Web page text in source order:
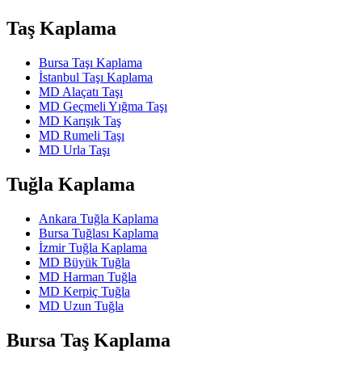
Taş Kaplama
Bursa Taşı Kaplama
İstanbul Taşı Kaplama
MD Alaçatı Taşı
MD Geçmeli Yığma Taşı
MD Karışık Taş
MD Rumeli Taşı
MD Urla Taşı
Tuğla Kaplama
Ankara Tuğla Kaplama
Bursa Tuğlası Kaplama
İzmir Tuğla Kaplama
MD Büyük Tuğla
MD Harman Tuğla
MD Kerpiç Tuğla
MD Uzun Tuğla
Bursa Taş Kaplama